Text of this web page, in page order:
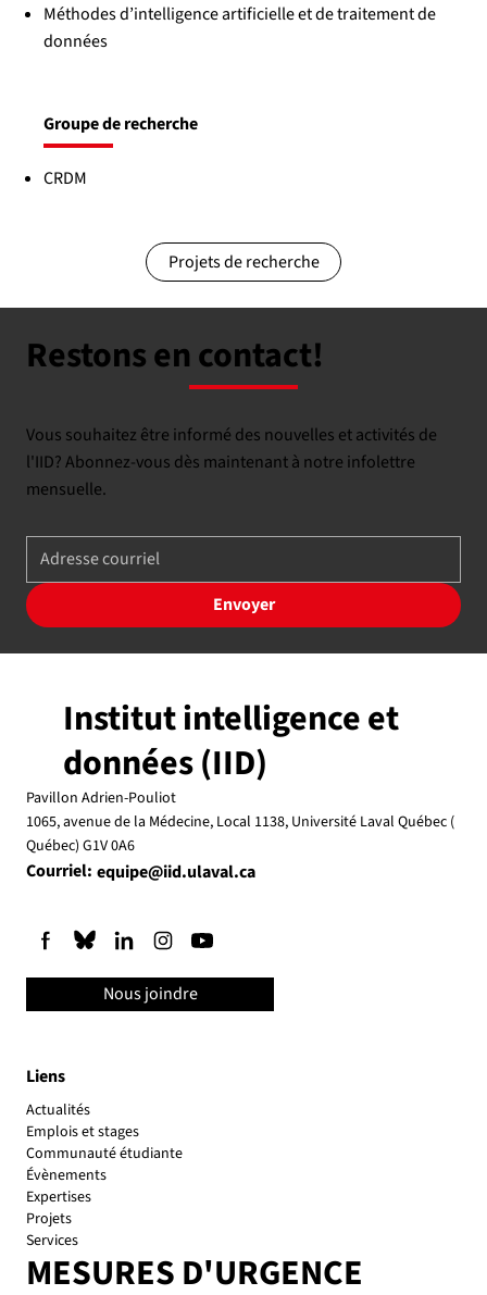
Méthodes d’intelligence artificielle et de traitement de
données
Groupe de recherche
CRDM
Projets de recherche
Restons en contact!
Vous souhaitez être informé des nouvelles et activités de
l'IID? Abonnez-vous dès maintenant à notre infolettre
mensuelle.
Envoyer
Liens
Actualités
Emplois et stages
Communauté étudiante
Évènements
Expertises
Projets
Services
MESURES D'URGENCE
Institut intelligence et
données (IID)
Pavillon Adrien-Pouliot
1065, avenue de la Médecine, Local 1138, Université Laval Québec (
Québec) G1V 0A6
Courriel: equipe@iid.ulaval.ca
Nous joindre